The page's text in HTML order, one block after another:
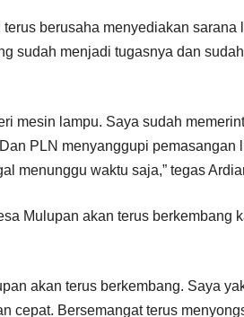
terus berusaha menyediakan sarana
sudah menjadi tugasnya dan
mesin lampu. Saya sudah
PLN menyanggupi pemasangan
menunggu waktu saja,” tegas
Mulupan akan terus berkembang
akan terus berkembang. Saya
cepat. Bersemangat terus